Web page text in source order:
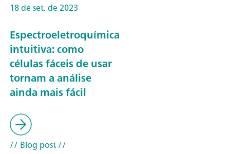
18 de set. de 2023
Espectroeletroquímica
intuitiva: como
células fáceis de usar
tornam a análise
ainda mais fácil
// Blog post//